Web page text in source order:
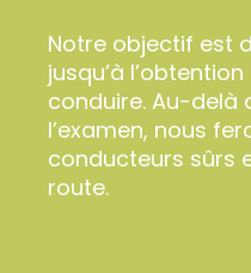
Notre objectif est
jusqu’à
conduire. Au-delà
l’examen, nous
conducteurs sûrs
route.